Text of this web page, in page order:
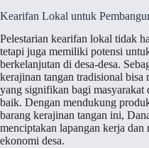
Kearifan Lokal untuk
Pelestarian kearifan lokal tidak
tetapi juga memiliki potensi
berkelanjutan di desa-desa.
kerajinan tangan tradisional bisa
yang signifikan bagi masyarakat
baik. Dengan mendukung
barang kerajinan tangan ini,
menciptakan lapangan kerja dan
ekonomi desa.